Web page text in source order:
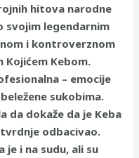
hitova narodne
svojim legendarnim
i kontroverznom
Kojićem Kebom.
– emocije
sukobima.
da dokaže da je Keba
odbacivao.
je i na sudu, ali su